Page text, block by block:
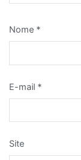
Nome *
E-mail *
Site